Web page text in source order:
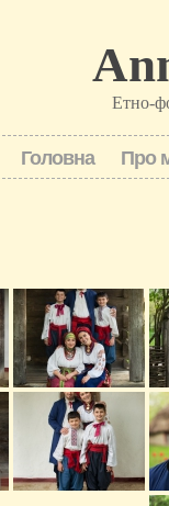
Етно-
Головна Про